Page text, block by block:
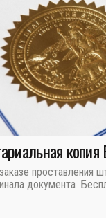
копия
проставления
документа